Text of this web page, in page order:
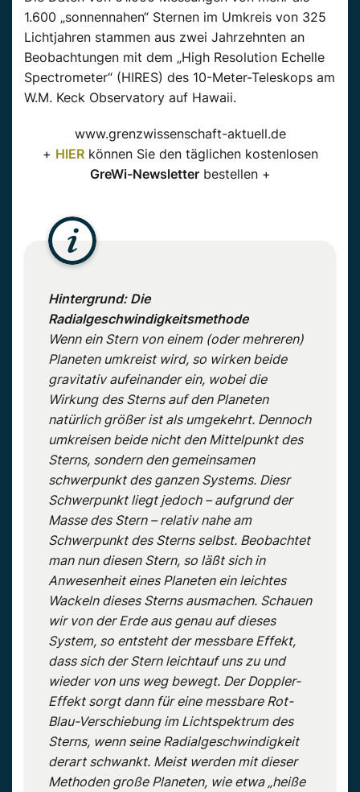
1.600 „sonnennahen“ Sternen im Umkreis von 325
Lichtjahren stammen aus zwei Jahrzehnten an
Beobachtungen mit dem „High Resolution Echelle
Spectrometer“ (HIRES) des 10-Meter-Teleskops am
W.M. Keck Observatory auf Hawaii.
www.grenzwissenschaft-aktuell.de
+ HIERkönnen Sie den täglichen kostenlosen
GreWi-Newsletterbestellen +
Hintergrund: Die
Radialgeschwindigkeitsmethode
Wenn ein Stern von einem (oder mehreren)
Planeten umkreist wird, so wirken beide
gravitativ aufeinander ein, wobei die
Wirkung des Sterns auf den Planeten
natürlich größer ist als umgekehrt. Dennoch
umkreisen beide nicht den Mittelpunkt des
Sterns, sondern den gemeinsamen
schwerpunkt des ganzen Systems. Diesr
Schwerpunkt liegt jedoch – aufgrund der
Masse des Stern – relativ nahe am
Schwerpunkt des Sterns selbst. Beobachtet
man nun diesen Stern, so läßt sich in
Anwesenheit eines Planeten ein leichtes
Wackeln dieses Sterns ausmachen. Schauen
wir von der Erde aus genau auf dieses
System, so entsteht der messbare Effekt,
dass sich der Stern leichtauf uns zu und
wieder von uns weg bewegt. Der Doppler-
Effekt sorgt dann für eine messbare Rot-
Blau-Verschiebung im Lichtspektrum des
Sterns, wenn seine Radialgeschwindigkeit
derart schwankt. Meist werden mit dieser
Methoden große Planeten, wie etwa „heiße